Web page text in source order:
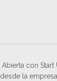
Abierta con Start
la empresa